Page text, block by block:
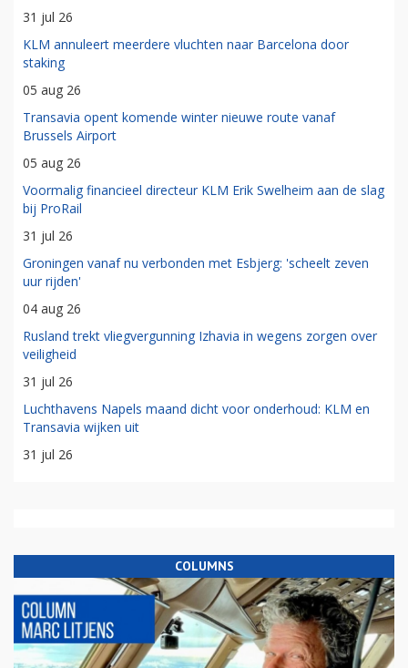
31 jul 26
KLM annuleert meerdere vluchten naar Barcelona door
staking
05 aug 26
Transavia opent komende winter nieuwe route vanaf
Brussels Airport
05 aug 26
Voormalig financieel directeur KLM Erik Swelheim aan de slag
bij ProRail
31 jul 26
Groningen vanaf nu verbonden met Esbjerg: 'scheelt zeven
uur rijden'
04 aug 26
Rusland trekt vliegvergunning Izhavia in wegens zorgen over
veiligheid
31 jul 26
Luchthavens Napels maand dicht voor onderhoud: KLM en
Transavia wijken uit
31 jul 26
COLUMNS